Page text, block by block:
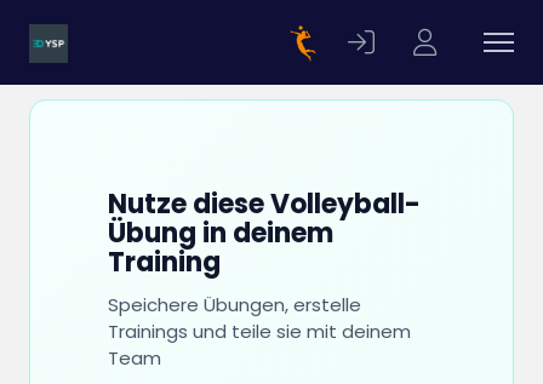
Nutze diese Volleyball-
Übung in deinem
Training
Speichere Übungen, erstelle
Trainings und teile sie mit deinem
Team